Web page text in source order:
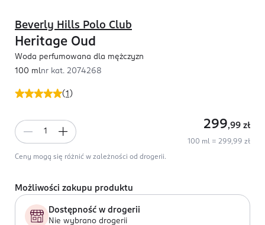
(1 )
Beverly Hills Polo Club
Heritage Oud
Woda perfumowana dla mężczyzn
100 mlnr kat. 2074268
299,99 zł
100 ml = 299,99 zł
Ceny mogą się różnić w zależności od drogerii.
Możliwości zakupu produktu
Dostępność w drogerii
Nie wybrano drogerii